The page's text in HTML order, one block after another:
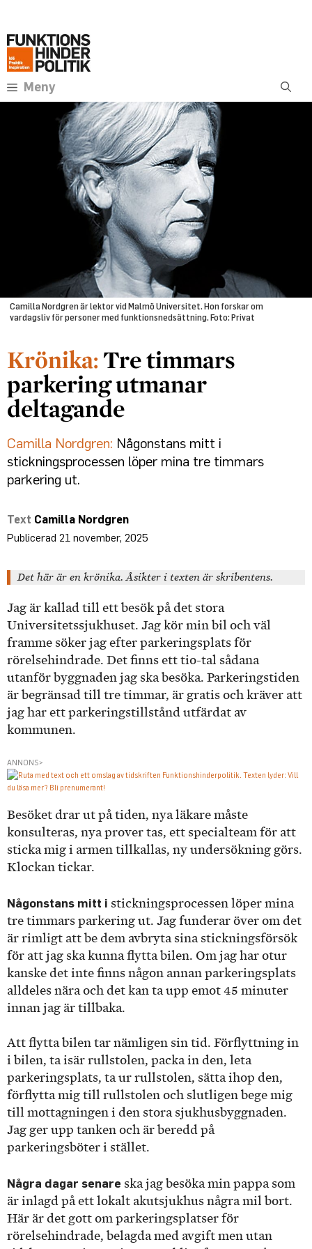
innehåll
Meny
Camilla Nordgren är lektor vid Malmö Universitet. Hon forskar om
vardagsliv för personer med funktionsnedsättning. Foto: Privat
Tre timmars
parkering utmanar
deltagande
Camilla Nordgren: Någonstans mitt i
stickningsprocessen löper mina tre timmars
parkering ut.
Camilla Nordgren
21 november, 2025
Det här är en krönika. Åsikter i texten är skribentens.
Jag är kallad till ett besök på det stora
Universitetssjukhuset. Jag kör min bil och väl
framme söker jag efter parkeringsplats för
rörelsehindrade. Det finns ett tio-tal sådana
utanför byggnaden jag ska besöka. Parkeringstiden
är begränsad till tre timmar, är gratis och kräver att
jag har ett parkeringstillstånd utfärdat av
kommunen.
ANNONS>
Besöket drar ut på tiden, nya läkare måste
konsulteras, nya prover tas, ett specialteam för att
sticka mig i armen tillkallas, ny undersökning görs.
Klockan tickar.
Någonstans mitt i stickningsprocessen löper mina
tre timmars parkering ut. Jag funderar över om det
är rimligt att be dem avbryta sina stickningsförsök
för att jag ska kunna flytta bilen. Om jag har otur
kanske det inte finns någon annan parkeringsplats
alldeles nära och det kan ta upp emot 45 minuter
innan jag är tillbaka.
Att flytta bilen tar nämligen sin tid. Förflyttning in
i bilen, ta isär rullstolen, packa in den, leta
parkeringsplats, ta ur rullstolen, sätta ihop den,
förflytta mig till rullstolen och slutligen bege mig
till mottagningen i den stora sjukhusbyggnaden.
Jag ger upp tanken och är beredd på
parkeringsböter i stället.
Några dagar senare ska jag besöka min pappa som
är inlagd på ett lokalt akutsjukhus några mil bort.
Här är det gott om parkeringsplatser för
rörelsehindrade, belagda med avgift men utan